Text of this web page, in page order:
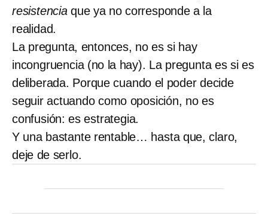
resistenciaque ya no corresponde a la
realidad.
La pregunta, entonces, no es si hay
incongruencia (no la hay). La pregunta es si es
deliberada. Porque cuando el poder decide
seguir actuando como oposición, no es
confusión: es estrategia.
Y una bastante rentable… hasta que, claro,
deje de serlo.